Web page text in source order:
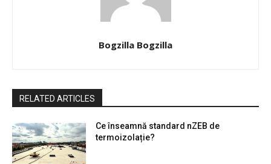
Bogzilla Bogzilla
RELATED ARTICLES
Ce înseamnă standard nZEB de
termoizolație?